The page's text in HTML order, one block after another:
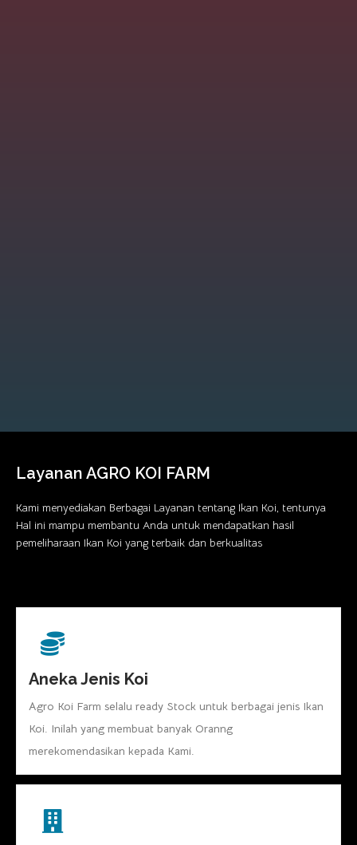
Layanan AGRO KOI FARM
Kami menyediakan Berbagai Layanan tentang Ikan Koi, tentunya
Hal ini mampu membantu Anda untuk mendapatkan hasil
pemeliharaan Ikan Koi yang terbaik dan berkualitas
Aneka Jenis Koi
Agro Koi Farm selalu ready Stock untuk berbagai jenis Ikan
Koi. Inilah yang membuat banyak Oranng
merekomendasikan kepada Kami.